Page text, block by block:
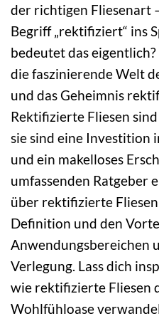
der richtigen Fliesenart
Begriff „rektifiziert“ ins
bedeutet das eigentlich?
die faszinierende Welt
und das Geheimnis
Rektifizierte Fliesen
sie sind eine Investition
und ein makelloses
umfassenden Ratgeber
über rektifizierte
Definition und den
Anwendungsbereichen
Verlegung. Lass dich
wie rektifizierte Fliesen
Wohlfühloase